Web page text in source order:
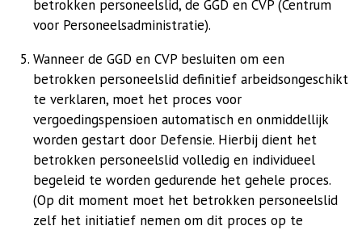
betrokken personeelslid, de GGD en CVP (Centrum
voor Personeelsadministratie).
Wanneer de GGD en CVP besluiten om een
betrokken personeelslid definitief arbeidsongeschikt
te verklaren, moet het proces voor
vergoedingspensioen automatisch en onmiddellijk
worden gestart door Defensie. Hierbij dient het
betrokken personeelslid volledig en individueel
begeleid te worden gedurende het gehele proces.
(Op dit moment moet het betrokken personeelslid
zelf het initiatief nemen om dit proces op te